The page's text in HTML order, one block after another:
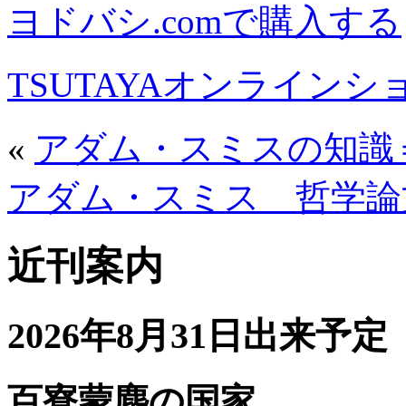
ヨドバシ.comで購入する
TSUTAYAオンラインシ
« アダム・スミスの知識
アダム・スミス 哲学論
近刊案内
2026年8月31日出来予定